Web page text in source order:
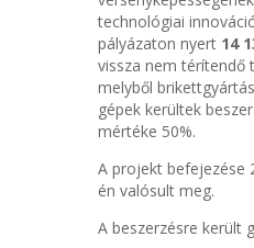
technológiai
pályázaton nyert 14
vissza nem térítendő
melyből
gépek kerültek
mértéke 50%.
A projekt befejezése
én valósult meg.
A beszerzésre került